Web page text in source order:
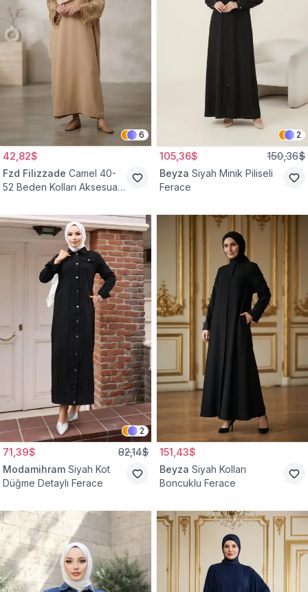
6
42,82$
Fzd Filizzade Camel 40-
52 Beden Kolları Aksesuar
2
105,36$ 150,36$
Beyza Siyah Minik Piliseli
Ferace
2
71,39$ 82,14$
Modamihram Siyah Kot
Düğme Detaylı Ferace
151,43$
Beyza Siyah Kolları
Boncuklu Ferace